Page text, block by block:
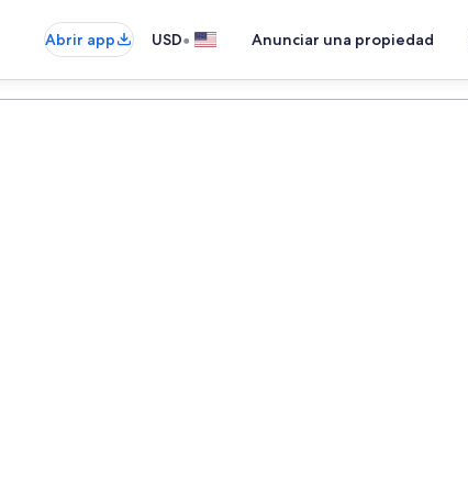
Abrir app USD• Anunciar una propiedad